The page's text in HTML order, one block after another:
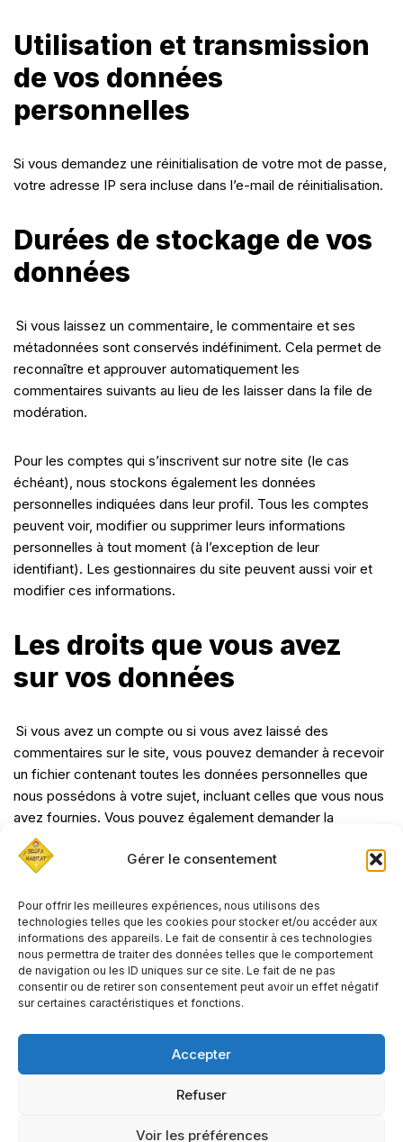
Gérer le consentement
Pour offrir les meilleures expériences, nous utilisons des
technologies telles que les cookies pour stocker et/ou accéder aux
informations des appareils. Le fait de consentir à ces technologies
nous permettra de traiter des données telles que le comportement
de navigation ou les ID uniques sur ce site. Le fait de ne pas
consentir ou de retirer son consentement peut avoir un effet négatif
sur certaines caractéristiques et fonctions.
Accepter
Refuser
Voir les préférences
Utilisation et transmission
de vos données
personnelles
Si vous demandez une réinitialisation de votre mot de passe,
votre adresse IP sera incluse dans l’e-mail de réinitialisation.
Durées de stockage de vos
données
Si vous laissez un commentaire, le commentaire et ses
métadonnées sont conservés indéfiniment. Cela permet de
reconnaître et approuver automatiquement les
commentaires suivants au lieu de les laisser dans la file de
modération.
Pour les comptes qui s’inscrivent sur notre site (le cas
échéant), nous stockons également les données
personnelles indiquées dans leur profil. Tous les comptes
peuvent voir, modifier ou supprimer leurs informations
personnelles à tout moment (à l’exception de leur
identifiant). Les gestionnaires du site peuvent aussi voir et
modifier ces informations.
Les droits que vous avez
sur vos données
Si vous avez un compte ou si vous avez laissé des
commentaires sur le site, vous pouvez demander à recevoir
un fichier contenant toutes les données personnelles que
nous possédons à votre sujet, incluant celles que vous nous
avez fournies. Vous pouvez également demander la
suppression des données personnelles vous concernant.
Cela ne prend pas en compte les données stockées à des
Où vos données sont
envoyées
l’aide d’un service automatisé de détection des